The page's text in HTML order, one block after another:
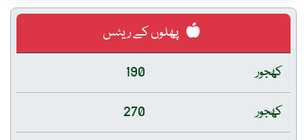
پھلوں کے ریٹس
کھجور
190
کھجور
270